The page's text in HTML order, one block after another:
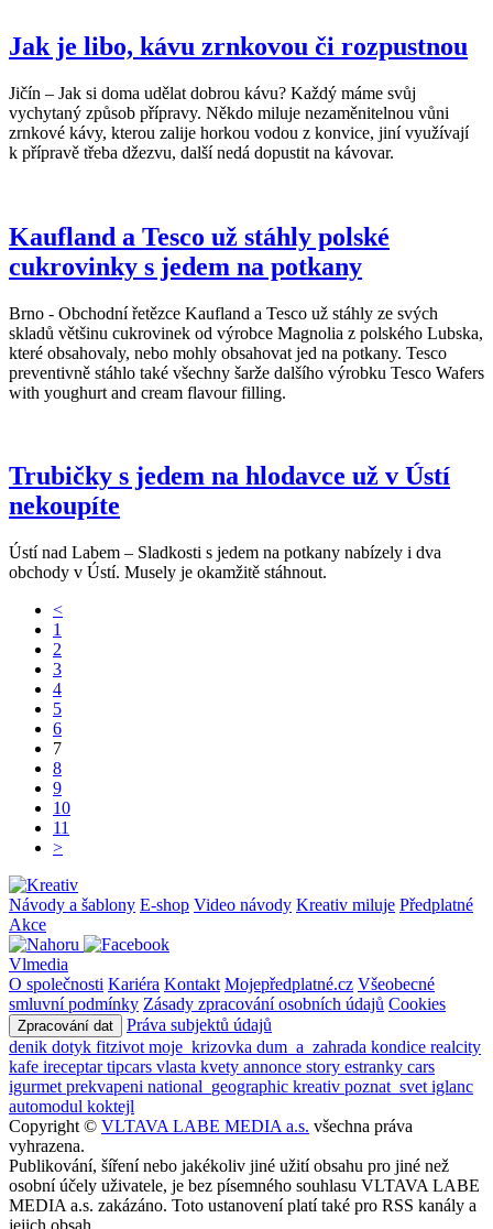
Jak je libo, kávu zrnkovou či rozpustnou
Jičín – Jak si doma udělat dobrou kávu? Každý máme svůj
vychytaný způsob přípravy. Někdo miluje nezaměnitelnou vůni
zrnkové kávy, kterou zalije horkou vodou z konvice, jiní využívají
k přípravě třeba džezvu, další nedá dopustit na kávovar.
Kaufland a Tesco už stáhly polské
cukrovinky s jedem na potkany
Brno - Obchodní řetězce Kaufland a Tesco už stáhly ze svých
skladů většinu cukrovinek od výrobce Magnolia z polského Lubska,
které obsahovaly, nebo mohly obsahovat jed na potkany. Tesco
preventivně stáhlo také všechny šarže dalšího výrobku Tesco Wafers
with youghurt and cream flavour filling.
Trubičky s jedem na hlodavce už v Ústí
nekoupíte
Ústí nad Labem – Sladkosti s jedem na potkany nabízely i dva
obchody v Ústí. Musely je okamžitě stáhnout.
<
1
2
3
4
5
6
7
8
9
10
11
>
Návody a šablony E-shop Video návody Kreativ miluje Předplatné
Akce
Vlmedia
O společnosti Kariéra Kontakt Mojepředplatné.cz Všeobecné
smluvní podmínky Zásady zpracování osobních údajů Cookies
Zpracování dat
Práva subjektů údajů
denik dotyk fitzivot moje_krizovka dum_a_zahrada kondice realcity
kafe ireceptartipcars vlasta kvety annonce story estranky cars
igurmet prekvapeni national_geographic kreativ poznat_svet iglanc
automodul koktejl
Copyright © VLTAVA LABE MEDIA a.s. všechna práva
vyhrazena.
Publikování, šíření nebo jakékoliv jiné užití obsahu pro jiné než
osobní účely uživatele, je bez písemného souhlasu VLTAVA LABE
MEDIA a.s. zakázáno. Toto ustanovení platí také pro RSS kanály a